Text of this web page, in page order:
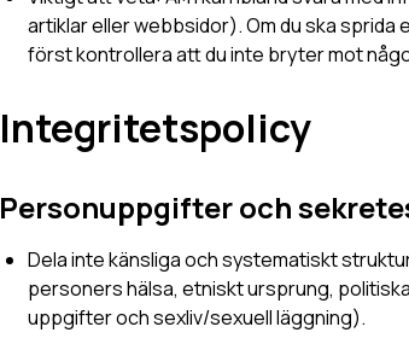
artiklar eller webbsidor). Om du ska
först kontrollera att du inte bryter mot
Integritetspolicy
Personuppgifter och
Dela inte känsliga och systematiskt
personers hälsa, etniskt ursprung,
uppgifter och sexliv/sexuell läggning).